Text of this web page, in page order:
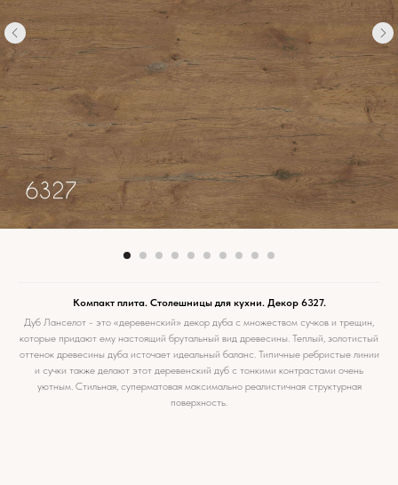
Компакт плита. Столешницы для кухни. Декор 6327.
Дуб Ланселот - это «деревенский» декор дуба с множеством сучков и трещин,
которые придают ему настоящий брутальный вид древесины. Теплый, золотистый
оттенок древесины дуба источает идеальный баланс. Типичные ребристые линии
и сучки также делают этот деревенский дуб с тонкими контрастами очень
уютным. Стильная, суперматовая максимально реалистичная структурная
поверхность.